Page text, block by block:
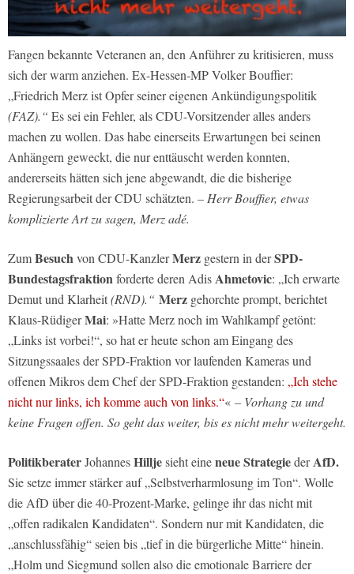
Fangen bekannte Veteranen an, den Anführer zu kritisieren, muss
sich der warm anziehen. Ex-Hessen-MP Volker Bouffier:
„Friedrich Merz ist Opfer seiner eigenen Ankündigungspolitik
(FAZ).“ Es sei ein Fehler, als CDU-Vorsitzender alles anders
machen zu wollen. Das habe einerseits Erwartungen bei seinen
Anhängern geweckt, die nur enttäuscht werden konnten,
andererseits hätten sich jene abgewandt, die die bisherige
Regierungsarbeit der CDU schätzten. – Herr Bouffier, etwas
komplizierte Art zu sagen, Merz adé.
ZumBesuchvon CDU-KanzlerMerz gestern in derSPD-
Bundestagsfraktionforderte deren AdisAhmetovic: „Ich erwarte
Demut und Klarheit(RND).“ Merz gehorchte prompt, berichtet
Klaus-RüdigerMai: »Hatte Merz noch im Wahlkampf getönt:
„Links ist vorbei!“, so hat er heute schon am Eingang des
Sitzungssaales der SPD-Fraktion vor laufenden Kameras und
offenen Mikros dem Chef der SPD-Fraktion gestanden: „Ich stehe
nicht nur links, ich komme auch von links.“« – Vorhang zu und
keine Fragen offen. So geht das weiter, bis es nicht mehr weitergeht.
PolitikberaterJohannesHilljesieht eineneue StrategiederAfD.
Sie setze immer stärker auf „Selbstverharmlosung im Ton“. Wolle
die AfD über die 40-Prozent-Marke, gelinge ihr das nicht mit
„offen radikalen Kandidaten“. Sondern nur mit Kandidaten, die
„anschlussfähig“ seien bis „tief in die bürgerliche Mitte“ hinein.
„Holm und Siegmund sollen also die emotionale Barriere der